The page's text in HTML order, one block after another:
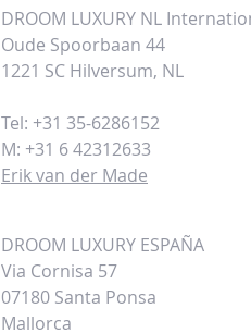
DROOM LUXURY NL
Oude Spoorbaan 44
1221 SC Hilversum, NL
Tel: +31 35-6286152
M: +31 6 42312633
Erik van der Made
DROOM LUXURY ESPAÑA
Via Cornisa 57
07180 Santa Ponsa
Mallorca